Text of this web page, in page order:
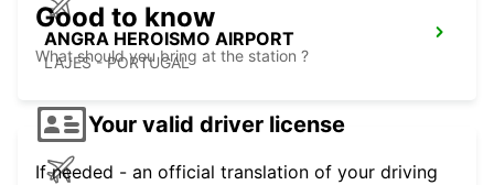
ANGRA HEROISMO AIRPORT
LAJES - PORTUGAL
Good to know
What should you bring at the station ?
Your valid driver license
If needed - an official translation of your driving